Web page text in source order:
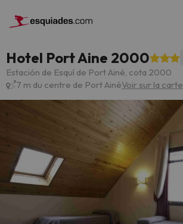
Hotel Port Aine 2000
Estación de Esquí de Port Ainé, cota 2000
7 m du centre de Port AinéVoir sur la carte